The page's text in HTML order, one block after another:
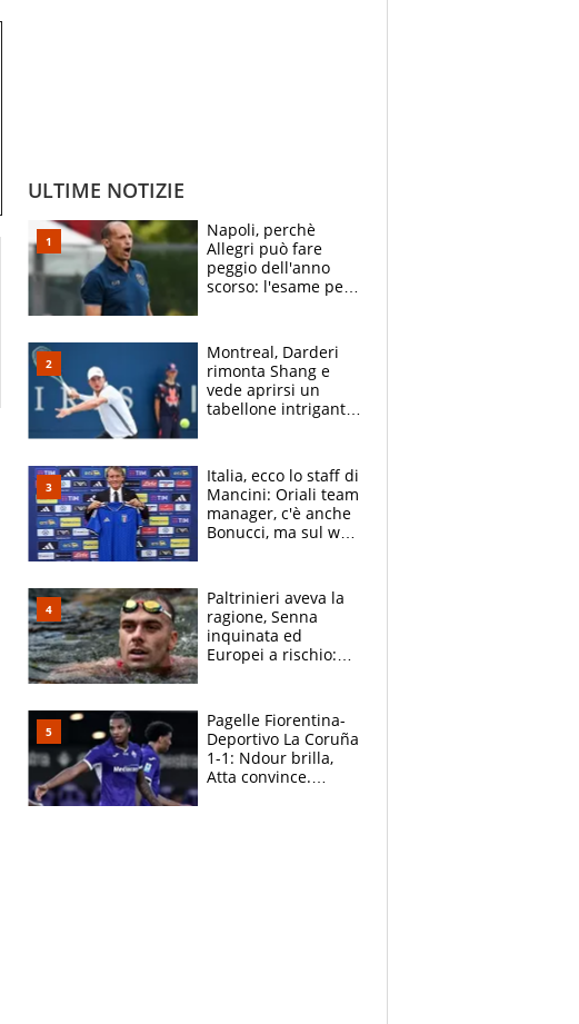
ULTIME NOTIZIE
Napoli, perchè
Allegri può fare
peggio dell'anno
scorso: l'esame per
Monopoly
Montreal, Darderi
rimonta Shang e
vede aprirsi un
tabellone intrigante:
felice del mio livello"
Italia, ecco lo staff di
Mancini: Oriali team
manager, c'è anche
Bonucci, ma sul web
Paltrinieri aveva la
ragione, Senna
inquinata ed
Europei a rischio:
adesso
Pagelle Fiorentina-
Deportivo La Coruña
1-1: Ndour brilla,
Atta convince.